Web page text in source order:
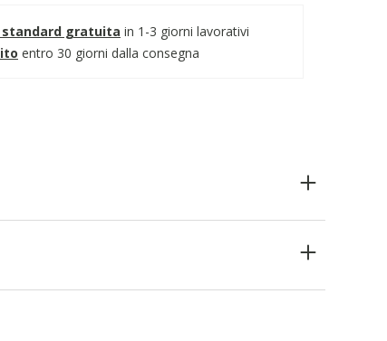
standard gratuita in 1-3 giorni lavorativi
entro 30 giorni dalla consegna